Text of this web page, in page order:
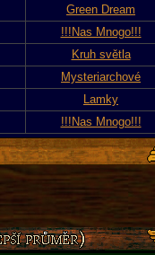
Green Dream
!!!Nas Mnogo!!!
Kruh světla
Mysteriarchové
Lamky
!!!Nas Mnogo!!!